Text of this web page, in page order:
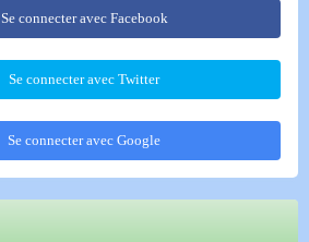
Se connecter avec Facebook
Se connecter avec Twitter
Se connecter avec Google